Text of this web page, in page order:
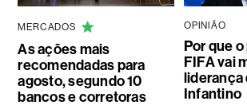
MERCADOS
As ações mais
recomendadas para
agosto, segundo 10
bancos e corretoras
OPINIÃO
Por que
FIFA vai
liderança
Infantino